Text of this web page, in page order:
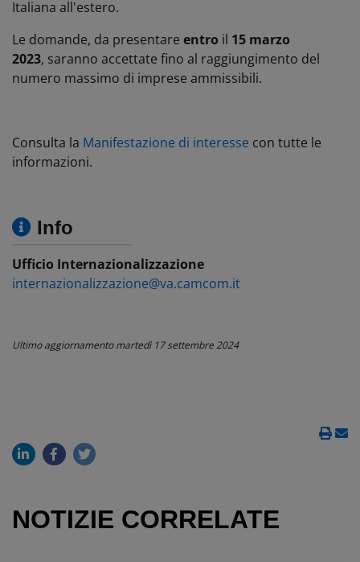
Italiana all'estero.
Le domande, da presentare entro il 15 marzo
2023, saranno accettate fino al raggiungimento del
numero massimo di imprese ammissibili.
Consulta la Manifestazione di interesse con tutte le
informazioni.
Info
Ufficio Internazionalizzazione
internazionalizzazione@va.camcom.it
Ultimo aggiornamentomartedì 17 settembre 2024
NOTIZIE CORRELATE